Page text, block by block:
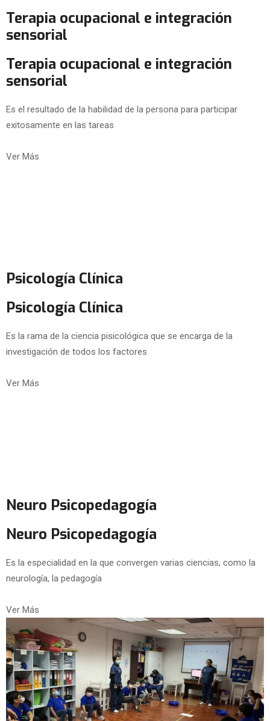
Terapia ocupacional e integración
sensorial
Terapia ocupacional e integración
sensorial
Es el resultado de la habilidad de la persona para participar
exitosamente en las tareas
Ver Más
Psicología Clínica
Psicología Clínica
Es la rama de la ciencia pisicológica que se encarga de la
investigación de todos los factores
Ver Más
Neuro Psicopedagogía
Neuro Psicopedagogía
Es la especialidad en la que convergen varias ciencias, como la
neurología, la pedagogía
Ver Más